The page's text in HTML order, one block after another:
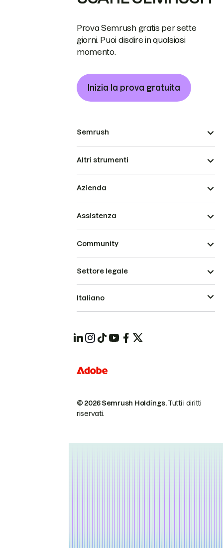
Prova Semrush gratis per sette
giorni. Puoi disdire in qualsiasi
momento.
Inizia la prova gratuita
Semrush
Altri strumenti
Azienda
Assistenza
Community
© 2026 Semrush Holdings.Tutti i diritti
riservati.
Settore legale
Italiano